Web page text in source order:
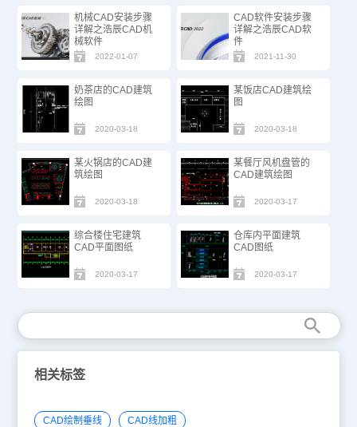
机械CAD安装步骤
详解之浩辰CAD机
械软件
2022-01-07
CAD软件安装步骤
详解之浩辰CAD软
件
2021-11-30
奶茶店的CAD建筑
绘图
2020-03-18
某饭店CAD建筑绘
图
2020-03-18
某火锅店的CAD建
筑绘图
2020-03-18
某餐厅风机盘管的
CAD建筑绘图
2020-03-17
综合楼住宅建筑
CAD平面图纸
2020-03-17
仓库内平面建筑
CAD图纸
2020-03-17
相关标签
CAD绘制垂线 CAD线加粗